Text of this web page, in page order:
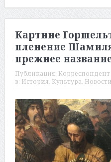
Картине
пленение
прежнее
Публикация: Корреспондент
в: История, Культура, Новости